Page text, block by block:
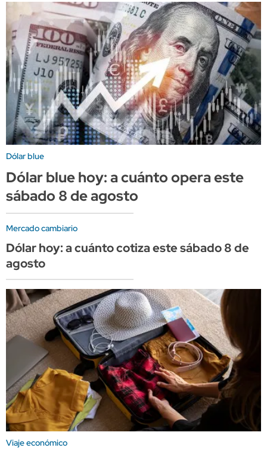
Dólar blue
Dólar blue hoy: a cuánto opera este
sábado 8 de agosto
Mercado cambiario
Dólar hoy: a cuánto cotiza este sábado 8 de
agosto
Viaje económico